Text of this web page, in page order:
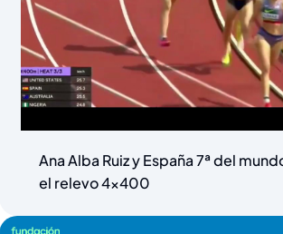
Ana Alba Ruiz y España 7ª del
el relevo 4×400